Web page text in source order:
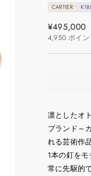
CARTIER
通
常
価
¥495,000
4,950 ポイン
凛としたオ
ブランド～
れる芸術作
1本の釘をモ
常に先駆的